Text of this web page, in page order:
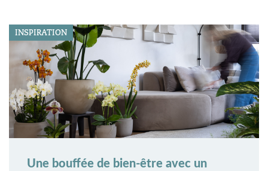
INSPIRATION
Une bouffée de bien-être avec un